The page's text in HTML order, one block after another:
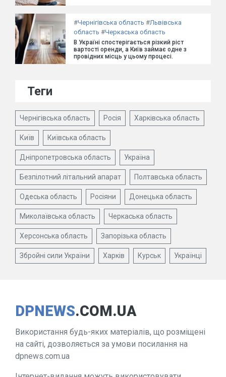
#Чернігівська область #Львівська
область #Черкаська область
В Україні спостерігається різкий ріст
вартості оренди, а Київ займає одне з
провідних місць у цьому процесі.
Теги
Чернігівська область Росія Харківська область
Київ Київська область
Дніпропетровська область Україна
Безпілотний літальний апарат Полтавська область
Одеська область Росіяни Донецька область
Миколаївська область Черкаська область
Херсонська область Запорізька область
Збройні сили України Харків Курськ Українці
DPNEWS.COM.UA
Використання будь-яких матеріалів, що розміщені
на сайті, дозволяється за умови посилання на
dpnews.com.ua